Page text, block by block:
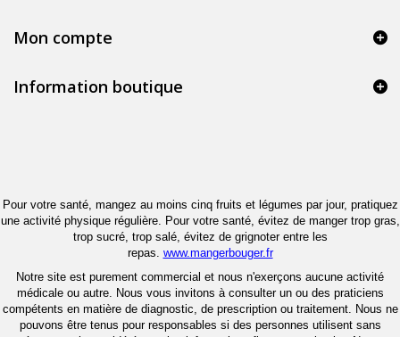
Mon compte
Information boutique
Pour votre santé, mangez au moins cinq fruits et légumes par jour, pratiquez
une activité physique régulière. Pour votre santé, évitez de manger trop gras,
trop sucré, trop salé, évitez de grignoter entre les
repas. www.mangerbouger.fr
Notre site est purement commercial et nous n'exerçons aucune activité
médicale ou autre. Nous vous invitons à consulter un ou des praticiens
compétents en matière de diagnostic, de prescription ou traitement. Nous ne
pouvons être tenus pour responsables si des personnes utilisent sans